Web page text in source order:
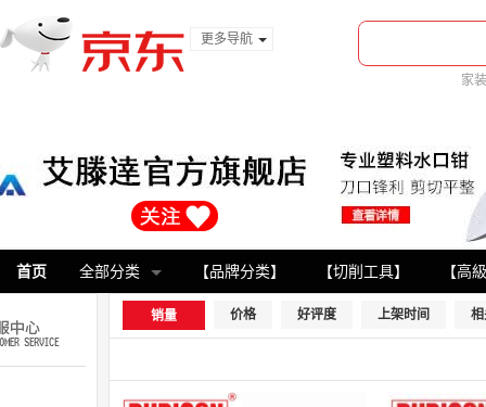
更多导航
家
首页 全部分类 【品牌分类】 【切削工具】 【高
销量 价格 好评度 上架时间